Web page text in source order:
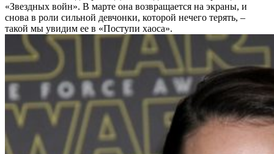
«Звездных войн». В марте она возвращается на экраны, и
снова в роли сильной девчонки, которой нечего терять, –
такой мы увидим ее в «Поступи хаоса».